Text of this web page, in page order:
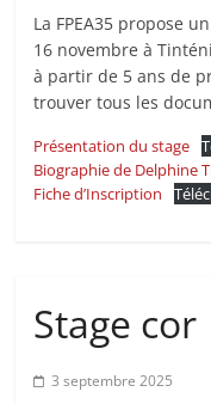
La FPEA35 propose
16 novembre à
à partir de 5 ans de
trouver tous les
Présentation du stage
Biographie de Delphine
Fiche d’Inscription
Stage cor
3 septembre 2025